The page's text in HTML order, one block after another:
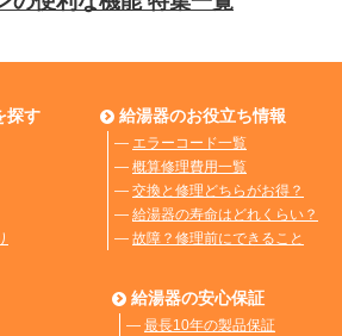
探す 給湯器のお役立ち情報
― エラーコード一覧
― 概算修理費用一覧
― 交換と修理どちらがお得？
― 給湯器の寿命はどれくらい？
― 故障？修理前にできること
給湯器の安心保証
― 最長10年の製品保証